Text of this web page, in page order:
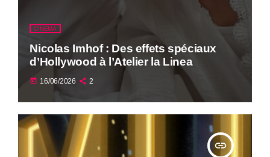
CINEMA
Nicolas Imhof : Des effets spéciaux
d’Hollywood à l’Atelier la Linea
today 16/06/2026 2
insert_link